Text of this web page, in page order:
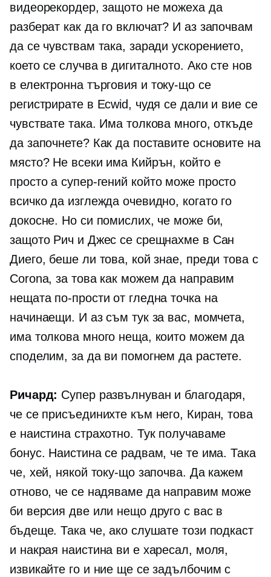
видеорекордер, защото не можеха да
разберат как да го включат? И аз започвам
да се чувствам така, заради ускорението,
което се случва в дигиталното. Ако сте нов
в електронна търговия и току-що се
регистрирате в Ecwid, чудя се дали и вие се
чувствате така. Има толкова много, откъде
да започнете? Как да поставите основите на
място? Не всеки има Кийрън, който е
просто aсупер-гений който може просто
всичко да изглежда очевидно, когато го
докосне. Но си помислих, че може би,
защото Рич и Джес се срещнахме в Сан
Диего, беше ли това, кой знае, преди това с
Corona, за това как можем да направим
нещата по-прости от гледна точка на
начинаещи. И аз съм тук за вас, момчета,
има толкова много неща, които можем да
споделим, за да ви помогнем да растете.
Ричард: Супер развълнуван и благодаря,
че се присъединихте към него, Киран, това
е наистина страхотно. Тук получаваме
бонус. Наистина се радвам, че те има. Така
че, хей, някой току-що започва. Да кажем
отново, че се надяваме да направим може
би версия две или нещо друго с вас в
бъдеще. Така че, ако слушате този подкаст
и накрая наистина ви е харесал, моля,
извикайте го и ние ще се задълбочим с